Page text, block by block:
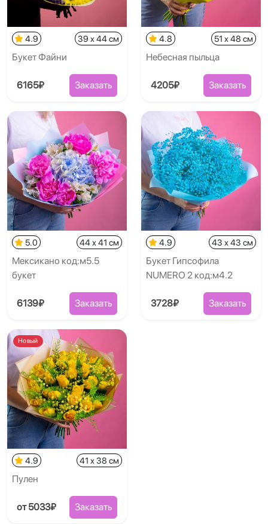
4.9 39 x 44 см
Букет Файни
6165₽ Заказать
4.8 51 x 48 см
Небесная пыльца
4205₽ Заказать
5.0 44 x 41 см
Мексикано код:м5.5
букет
6139₽ Заказать
4.9 43 x 43 см
Букет Гипсофила
NUMERO 2 код:м4.2
3728₽ Заказать
Новый
4.9 41 x 38 см
Пулен
от 5033₽ Заказать